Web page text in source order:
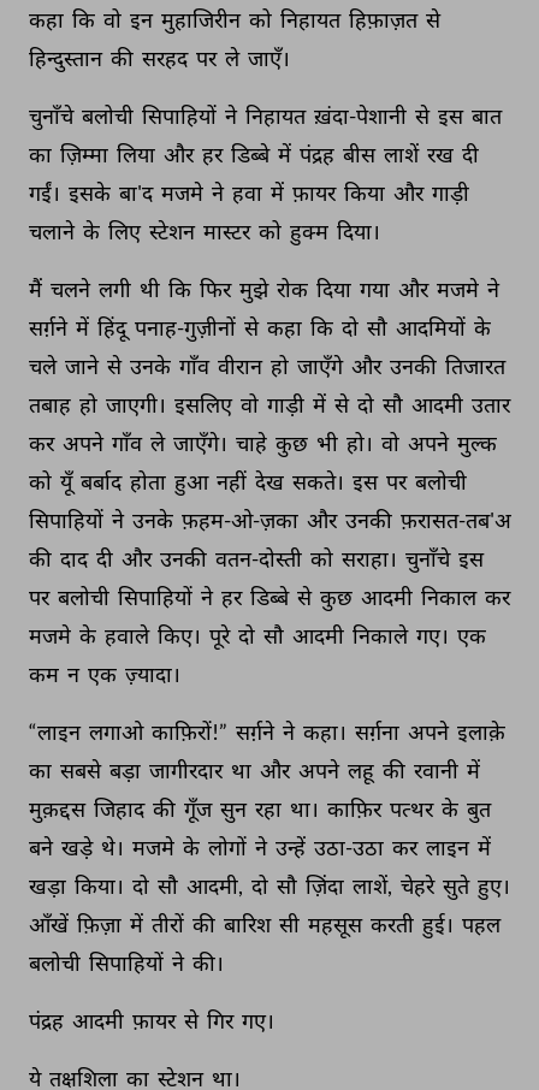
कहा कि वो इन मुहाजिरीन को निहायत हिफ़ाज़त से
हिन्दुस्तान की सरहद पर ले जाएँ।
चुनाँचे बलोची सिपाहियों ने निहायत ख़ंदा-पेशानी से इस बात
का ज़िम्मा लिया और हर डिब्बे में पंद्रह बीस लाशें रख दी
गईं। इसके बा'द मजमे ने हवा में फ़ायर किया और गाड़ी
चलाने के लिए स्टेशन मास्टर को हुक्म दिया।
मैं चलने लगी थी कि फिर मुझे रोक दिया गया और मजमे ने
सर्ग़ने में हिंदू पनाह-गुज़ीनों से कहा कि दो सौ आदमियों के
चले जाने से उनके गाँव वीरान हो जाएँगे और उनकी तिजारत
तबाह हो जाएगी। इसलिए वो गाड़ी में से दो सौ आदमी उतार
कर अपने गाँव ले जाएँगे। चाहे कुछ भी हो। वो अपने मुल्क
को यूँ बर्बाद होता हुआ नहीं देख सकते। इस पर बलोची
सिपाहियों ने उनके फ़हम-ओ-ज़का और उनकी फ़रासत-तब'अ
की दाद दी और उनकी वतन-दोस्ती को सराहा। चुनाँचे इस
पर बलोची सिपाहियों ने हर डिब्बे से कुछ आदमी निकाल कर
मजमे के हवाले किए। पूरे दो सौ आदमी निकाले गए। एक
कम न एक ज़्यादा।
“लाइन लगाओ काफ़िरों!” सर्ग़ने ने कहा। सर्ग़ना अपने इलाक़े
का सबसे बड़ा जागीरदार था और अपने लहू की रवानी में
मुक़द्दस जिहाद की गूँज सुन रहा था। काफ़िर पत्थर के बुत
बने खड़े थे। मजमे के लोगों ने उन्हें उठा-उठा कर लाइन में
खड़ा किया। दो सौ आदमी, दो सौ ज़िंदा लाशें, चेहरे सुते हुए।
आँखें फ़िज़ा में तीरों की बारिश सी महसूस करती हुई। पहल
बलोची सिपाहियों ने की।
पंद्रह आदमी फ़ायर से गिर गए।
ये तक्षशिला का स्टेशन था।